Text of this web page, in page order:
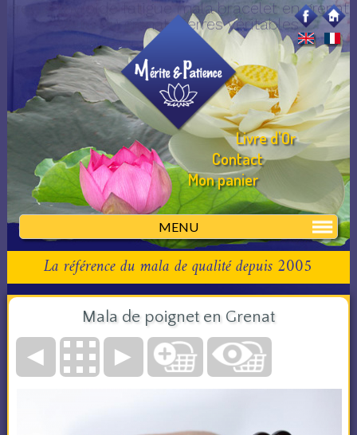
grenat thyroide fatigue mala bracelet en grenat
vertu du grenat pierres véritables
MENU
Livre d'Or
Contact
Mon panier
La référence du mala de qualité depuis 2005
Mala de poignet en Grenat
◄ ►